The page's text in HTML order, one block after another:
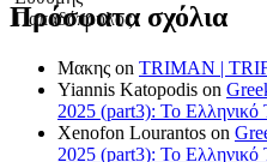
Πρόσφατα σχόλια
Μακης on TRIMAN |
Yiannis Katopodis on
2025 (part3): Το Ελληνικό
Xenofon Lourantos on
2025 (part3): Το Ελληνικό